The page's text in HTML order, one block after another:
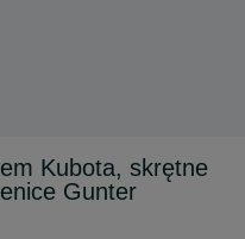
Kubota, skrętne
Gunter